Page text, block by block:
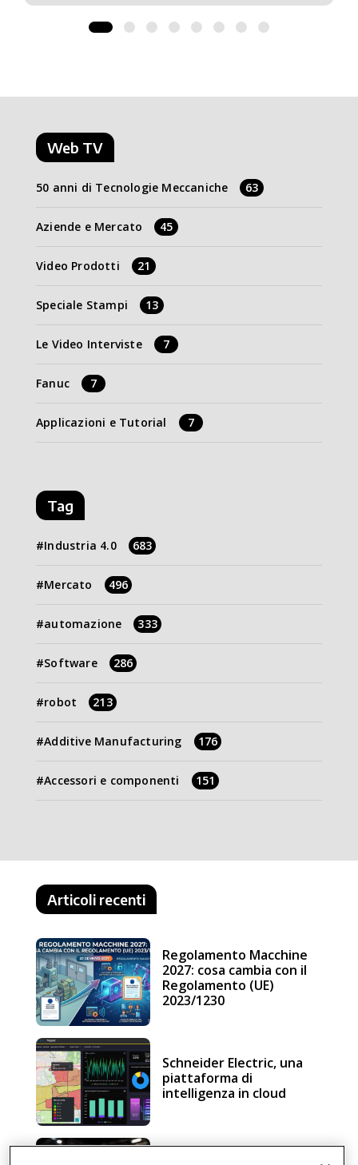
Web TV
50 anni di Tecnologie Meccaniche 63
Aziende e Mercato 45
Video Prodotti 21
Speciale Stampi 13
Le Video Interviste 7
Fanuc 7
Applicazioni e Tutorial 7
Tag
Industria 4.0 683
Mercato 496
automazione 333
Software 286
robot 213
Additive Manufacturing 176
Accessori e componenti 151
Articoli recenti
Regolamento Macchine
2027: cosa cambia con il
Regolamento (UE)
2023/1230
Schneider Electric, una
piattaforma di
intelligenza in cloud